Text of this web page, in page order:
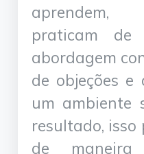
aprendem,
praticam
abordagem
de objeções e
um ambiente
resultado,
de maneira